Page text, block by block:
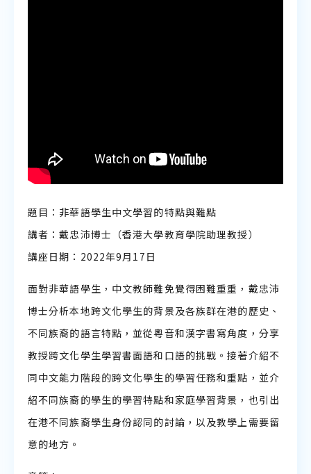
題目：非華語學生中文學習的特點與難點
講者：戴忠沛博士（香港大學教育學院助理教授）
講座日期：2022年9月17日
面對非華語學生，中文教師難免覺得困難重重，戴忠沛
博士分析本地跨文化學生的背景及各族群在港的歷史、
不同族裔的語言特點，並從粵音和漢字書寫角度，分享
教授跨文化學生學習書面語和口語的挑戰。接著介紹不
同中文能力階段的跨文化學生的學習任務和重點，並介
紹不同族裔的學生的學習特點和家庭學習背景，也引出
在港不同族裔學生身份認同的討論，以及教學上需要留
意的地方。